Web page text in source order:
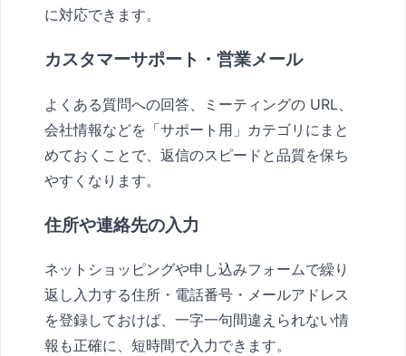
に対応できます。
カスタマーサポート・営業メール
よくある質問への回答、ミーティングの URL、
会社情報などを「サポート用」カテゴリにまと
めておくことで、返信のスピードと品質を保ち
やすくなります。
住所や連絡先の入力
ネットショッピングや申し込みフォームで繰り
返し入力する住所・電話番号・メールアドレス
を登録しておけば、一字一句間違えられない情
報も正確に、短時間で入力できます。